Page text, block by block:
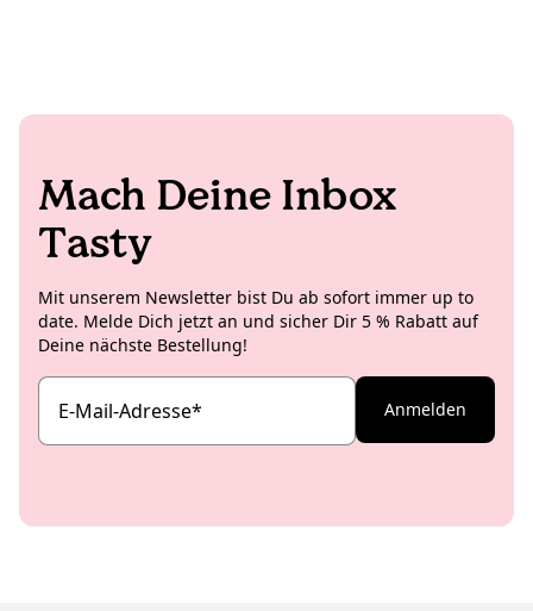
Mach Deine Inbox
Tasty
Mit unserem Newsletter bist Du ab sofort immer up to
date. Melde Dich jetzt an und sicher Dir 5 % Rabatt auf
Deine nächste Bestellung!
E-Mail-Adresse* Anmelden